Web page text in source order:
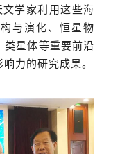
学家利用这些海
与演化、恒星物
类星体等重要前沿
力的研究成果。